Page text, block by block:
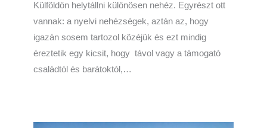
Külföldön helytállni különösen nehéz. Egyrészt ott
vannak: a nyelvi nehézségek, aztán az, hogy
igazán sosem tartozol közéjük és ezt mindig
éreztetik egy kicsit, hogy távol vagy a támogató
családtól és barátoktól,…